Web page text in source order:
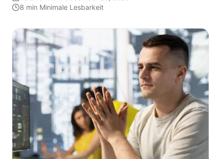
8 min Minimale Lesbarkeit